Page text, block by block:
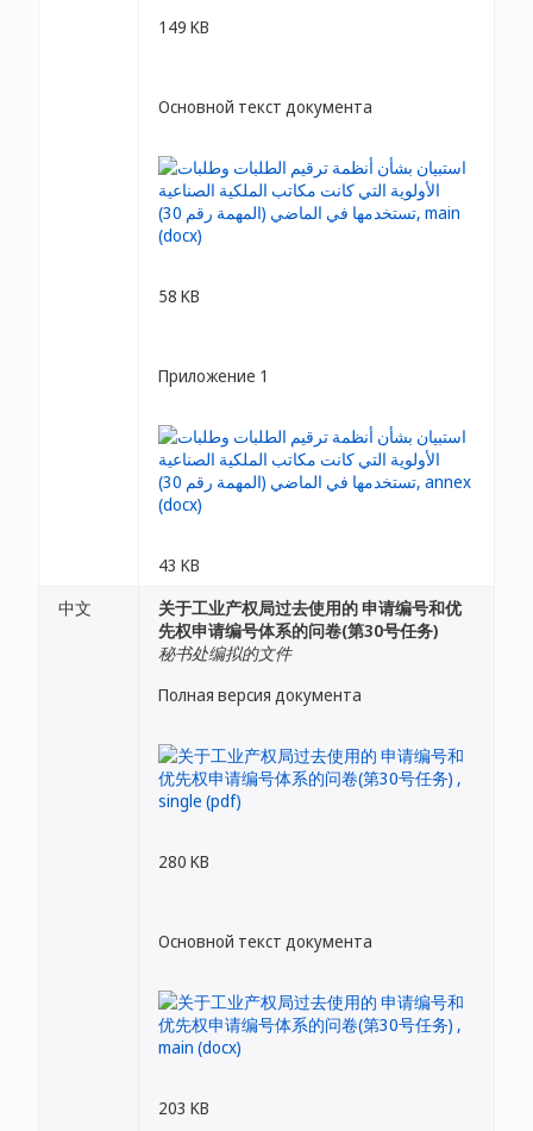
149 KB
Основной текст документа
58 KB
Приложение 1
43 KB
中文
关于工业产权局过去使用的 申请编号和优
先权申请编号体系的问卷(第30号任务)
秘书处编拟的文件
Полная версия документа
280 KB
Основной текст документа
203 KB